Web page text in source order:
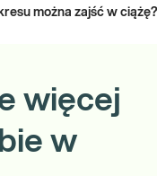
można zajść w ciążę?
więcej
w